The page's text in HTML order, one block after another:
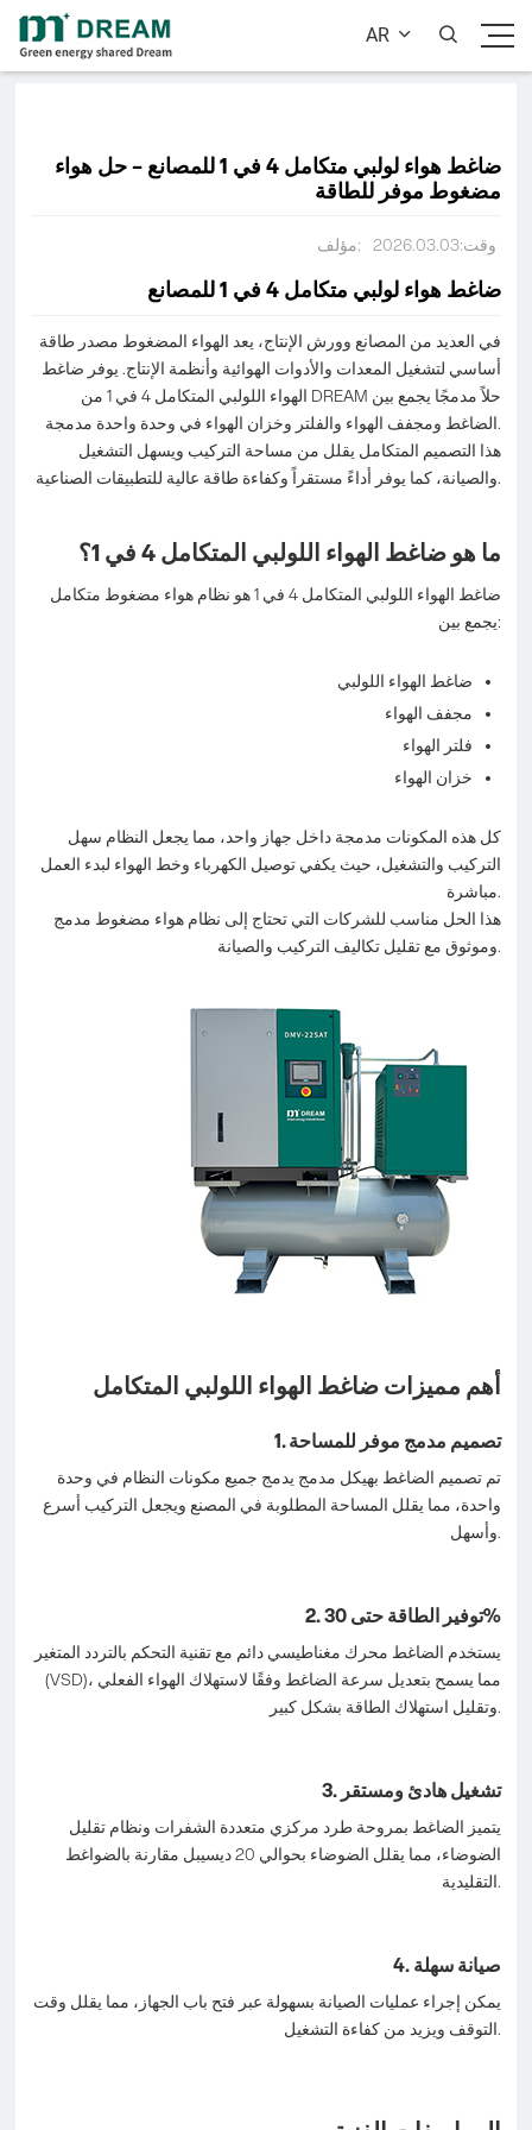
AR  
ضاغط هواء لولبي متكامل 4 في 1 للمصانع – حل هواء
مضغوط موفر للطاقة
مؤلف: وقت:2026.03.03
ضاغط هواء لولبي متكامل 4 في 1 للمصانع
في العديد من المصانع وورش الإنتاج، يعد الهواء المضغوط مصدر طاقة
أساسي لتشغيل المعدات والأدوات الهوائية وأنظمة الإنتاج. يوفر ضاغط
الهواء اللولبي المتكامل 4 في 1 من DREAM حلاً مدمجًا يجمع بين
الضاغط ومجفف الهواء والفلتر وخزان الهواء في وحدة واحدة مدمجة.
هذا التصميم المتكامل يقلل من مساحة التركيب ويسهل التشغيل
والصيانة، كما يوفر أداءً مستقراً وكفاءة طاقة عالية للتطبيقات الصناعية.
ما هو ضاغط الهواء اللولبي المتكامل 4 في 1؟
ضاغط الهواء اللولبي المتكامل 4 في 1 هو نظام هواء مضغوط متكامل
يجمع بين:
ضاغط الهواء اللولبي
مجفف الهواء
فلتر الهواء
خزان الهواء
كل هذه المكونات مدمجة داخل جهاز واحد، مما يجعل النظام سهل
التركيب والتشغيل، حيث يكفي توصيل الكهرباء وخط الهواء لبدء العمل
مباشرة.
هذا الحل مناسب للشركات التي تحتاج إلى نظام هواء مضغوط مدمج
وموثوق مع تقليل تكاليف التركيب والصيانة.
أهم مميزات ضاغط الهواء اللولبي المتكامل
1. تصميم مدمج موفر للمساحة
تم تصميم الضاغط بهيكل مدمج يدمج جميع مكونات النظام في وحدة
واحدة، مما يقلل المساحة المطلوبة في المصنع ويجعل التركيب أسرع
وأسهل.
2. توفير الطاقة حتى 30%
يستخدم الضاغط محرك مغناطيسي دائم مع تقنية التحكم بالتردد المتغير
(VSD)، مما يسمح بتعديل سرعة الضاغط وفقًا لاستهلاك الهواء الفعلي
وتقليل استهلاك الطاقة بشكل كبير.
3. تشغيل هادئ ومستقر
يتميز الضاغط بمروحة طرد مركزي متعددة الشفرات ونظام تقليل
الضوضاء، مما يقلل الضوضاء بحوالي 20 ديسيبل مقارنة بالضواغط
التقليدية.
4. صيانة سهلة
يمكن إجراء عمليات الصيانة بسهولة عبر فتح باب الجهاز، مما يقلل وقت
التوقف ويزيد من كفاءة التشغيل.